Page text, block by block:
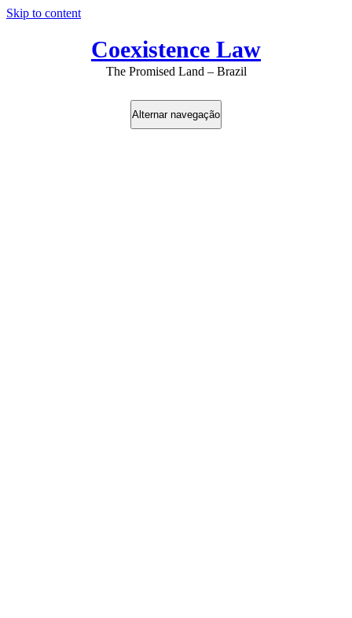
Skip to content
Coexistence Law
The Promised Land – Brazil
Alternar navegação